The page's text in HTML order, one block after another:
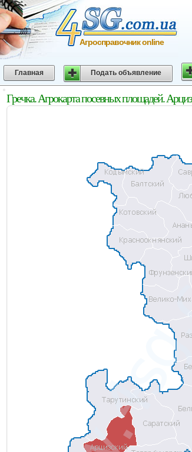
Агросправочник online
Главная Подать объявление
Гречка. Агрокарта посевных площадей.